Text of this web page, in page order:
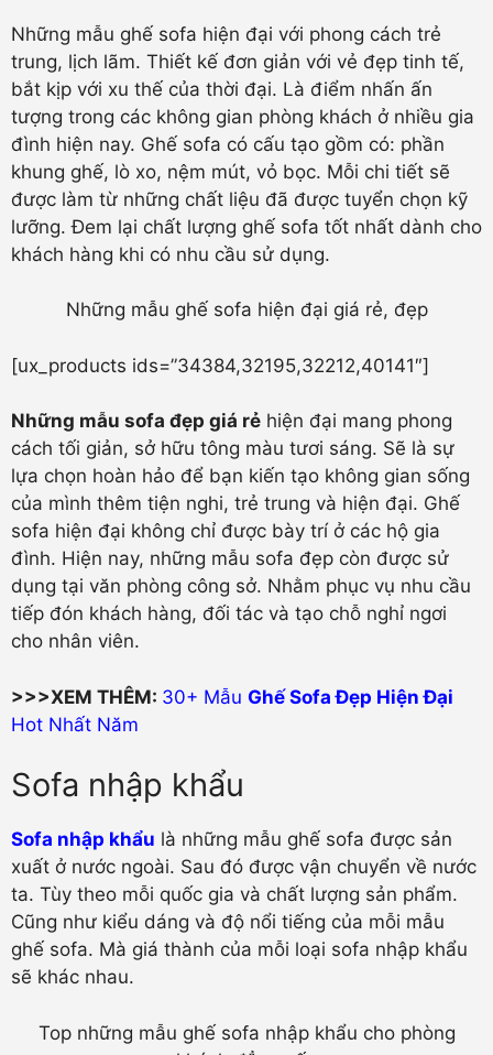
Những mẫu ghế sofa hiện đại với phong cách trẻ
trung, lịch lãm. Thiết kế đơn giản với vẻ đẹp tinh tế,
bắt kịp với xu thế của thời đại. Là điểm nhấn ấn
tượng trong các không gian phòng khách ở nhiều gia
đình hiện nay. Ghế sofa có cấu tạo gồm có: phần
khung ghế, lò xo, nệm mút, vỏ bọc. Mỗi chi tiết sẽ
được làm từ những chất liệu đã được tuyển chọn kỹ
lưỡng. Đem lại chất lượng ghế sofa tốt nhất dành cho
khách hàng khi có nhu cầu sử dụng.
Những mẫu ghế sofa hiện đại giá rẻ, đẹp
[ux_products ids=”34384,32195,32212,40141″]
Những mẫu sofa đẹp giá rẻ hiện đại mang phong
cách tối giản, sở hữu tông màu tươi sáng. Sẽ là sự
lựa chọn hoàn hảo để bạn kiến tạo không gian sống
của mình thêm tiện nghi, trẻ trung và hiện đại. Ghế
sofa hiện đại không chỉ được bày trí ở các hộ gia
đình. Hiện nay, những mẫu sofa đẹp còn được sử
dụng tại văn phòng công sở. Nhằm phục vụ nhu cầu
tiếp đón khách hàng, đối tác và tạo chỗ nghỉ ngơi
cho nhân viên.
>>>XEM THÊM: 30+ Mẫu Ghế Sofa Đẹp Hiện Đại
Hot Nhất Năm
Sofa nhập khẩu
Sofa nhập khẩu là những mẫu ghế sofa được sản
xuất ở nước ngoài. Sau đó được vận chuyển về nước
ta. Tùy theo mỗi quốc gia và chất lượng sản phẩm.
Cũng như kiểu dáng và độ nổi tiếng của mỗi mẫu
ghế sofa. Mà giá thành của mỗi loại sofa nhập khẩu
sẽ khác nhau.
Top những mẫu ghế sofa nhập khẩu cho phòng